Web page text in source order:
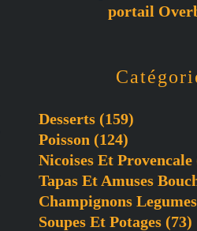
Desserts (159)
Poisson (124)
Nicoises Et Provencale
Tapas Et Amuses
Champignons Legumes
Soupes Et Potages (73)
portail